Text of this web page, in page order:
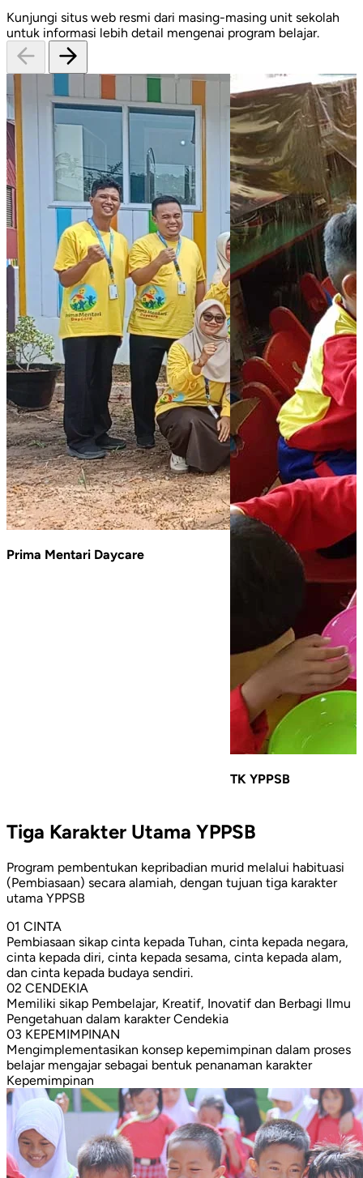
Kunjungi situs web resmi dari masing-masing unit sekolah
untuk informasi lebih detail mengenai program belajar.
Prima Mentari Daycare
TK YPPSB
Tiga Karakter Utama YPPSB
Program pembentukan kepribadian murid melalui habituasi
(Pembiasaan) secara alamiah, dengan tujuan tiga karakter
utama YPPSB
01 CINTA
Pembiasaan sikap cinta kepada Tuhan, cinta kepada negara,
cinta kepada diri, cinta kepada sesama, cinta kepada alam,
dan cinta kepada budaya sendiri.
02 CENDEKIA
Memiliki sikap Pembelajar, Kreatif, Inovatif dan Berbagi Ilmu
Pengetahuan dalam karakter Cendekia
03 KEPEMIMPINAN
Mengimplementasikan konsep kepemimpinan dalam proses
belajar mengajar sebagai bentuk penanaman karakter
Kepemimpinan